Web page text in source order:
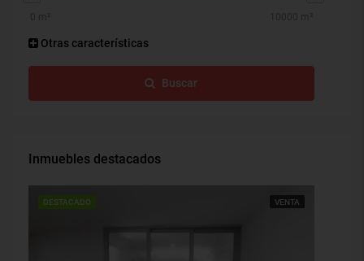
Otras características
Buscar
Inmuebles destacados
DESTACADO VENTA